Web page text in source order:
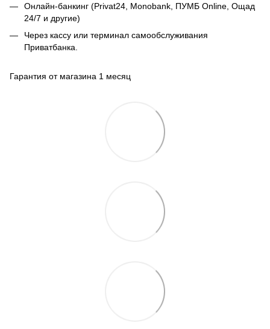
Онлайн-банкинг (Privat24, Monobank, ПУМБ Online, Ощад
24/7 и другие)
Через кассу или терминал самообслуживания
Приватбанка.
Гарантия от магазина 1 месяц